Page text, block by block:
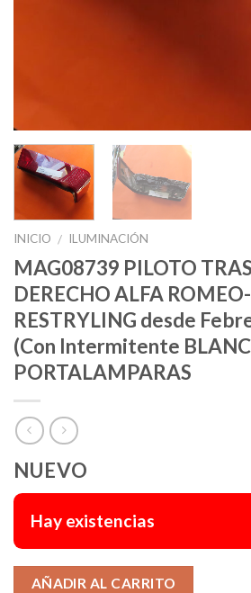
INICIO / ILUMINACIÓN
MAG08739 PILOTO
DERECHO ALFA
RESTRYLING desde
(Con Intermitente
PORTALAMPARAS
NUEVO
Hay existencias
AÑADIR AL CARRITO